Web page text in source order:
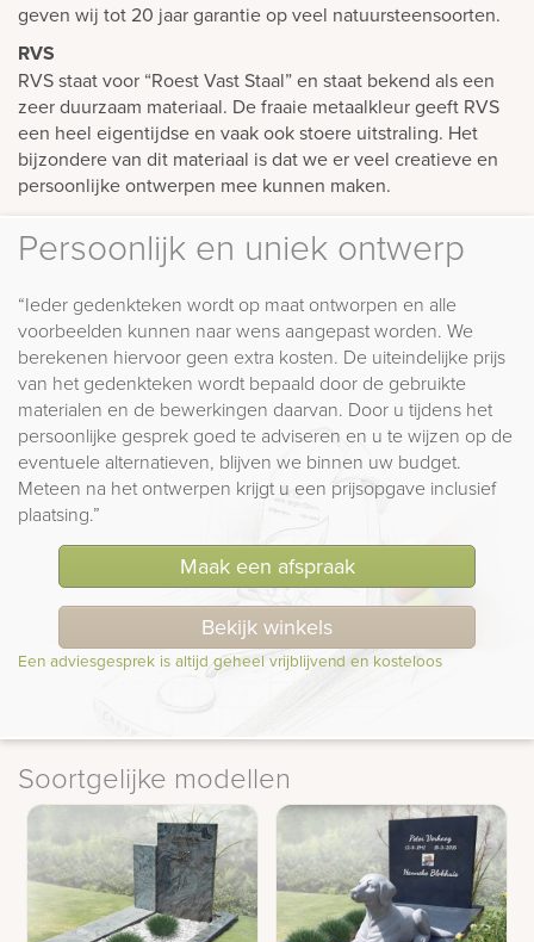
geven wij tot 20 jaar garantie op veel natuursteensoorten.
RVS
RVS staat voor “Roest Vast Staal” en staat bekend als een
zeer duurzaam materiaal. De fraaie metaalkleur geeft RVS
een heel eigentijdse en vaak ook stoere uitstraling. Het
bijzondere van dit materiaal is dat we er veel creatieve en
persoonlijke ontwerpen mee kunnen maken.
Persoonlijk en uniek ontwerp
“Ieder gedenkteken wordt op maat ontworpen en alle
voorbeelden kunnen naar wens aangepast worden. We
berekenen hiervoor geen extra kosten. De uiteindelijke prijs
van het gedenkteken wordt bepaald door de gebruikte
materialen en de bewerkingen daarvan. Door u tijdens het
persoonlijke gesprek goed te adviseren en u te wijzen op de
eventuele alternatieven, blijven we binnen uw budget.
Meteen na het ontwerpen krijgt u een prijsopgave inclusief
plaatsing.”
Maak een afspraak
Bekijk winkels
Een adviesgesprek is altijd geheel vrijblijvend en kosteloos
Soortgelijke modellen